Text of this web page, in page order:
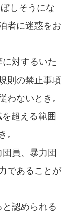
しそうにな
者に迷惑をお
対するいた
則の禁止事項
わないとき。
超える範囲
員、暴力団
であることが
認められる